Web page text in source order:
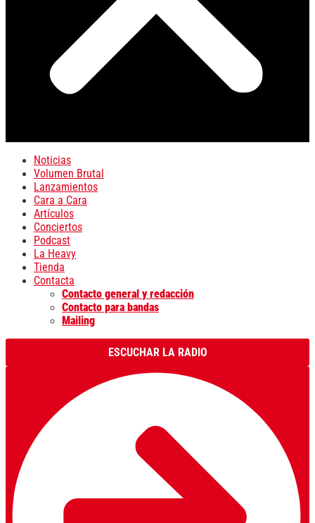
Noticias
Volumen Brutal
Lanzamientos
Cara a Cara
Artículos
Conciertos
Podcast
La Heavy
Tienda
Contacta
Contacto general y redacción
Contacto para bandas
Mailing
ESCUCHAR LA RADIO